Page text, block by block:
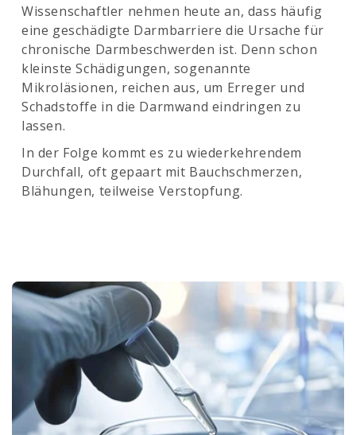
Wissenschaftler nehmen heute an, dass häufig
eine geschädigte Darmbarriere die Ursache für
chronische Darmbeschwerden ist. Denn schon
kleinste Schädigungen, sogenannte
Mikroläsionen, reichen aus, um Erreger und
Schadstoffe in die Darmwand eindringen zu
lassen.
In der Folge kommt es zu wiederkehrendem
Durchfall, oft gepaart mit Bauchschmerzen,
Blähungen, teilweise Verstopfung.